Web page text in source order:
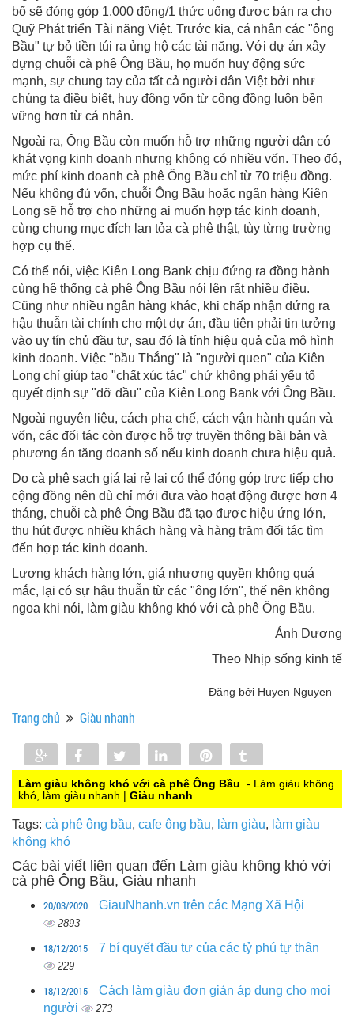
bố sẽ đóng góp 1.000 đồng/1 thức uống được bán ra cho
Quỹ Phát triển Tài năng Việt. Trước kia, cá nhân các "ông
Bầu" tự bỏ tiền túi ra ủng hộ các tài năng. Với dự án xây
dựng chuỗi cà phê Ông Bầu, họ muốn huy động sức
mạnh, sự chung tay của tất cả người dân Việt bởi như
chúng ta điều biết, huy động vốn từ cộng đồng luôn bền
vững hơn từ cá nhân.
Ngoài ra, Ông Bầu còn muốn hỗ trợ những người dân có
khát vọng kinh doanh nhưng không có nhiều vốn. Theo đó,
mức phí kinh doanh cà phê Ông Bầu chỉ từ 70 triệu đồng.
Nếu không đủ vốn, chuỗi Ông Bầu hoặc ngân hàng Kiên
Long sẽ hỗ trợ cho những ai muốn hợp tác kinh doanh,
cùng chung mục đích lan tỏa cà phê thật, tùy từng trường
hợp cụ thể.
Có thể nói, việc Kiên Long Bank chịu đứng ra đồng hành
cùng hệ thống cà phê Ông Bầu nói lên rất nhiều điều.
Cũng như nhiều ngân hàng khác, khi chấp nhận đứng ra
hậu thuẫn tài chính cho một dự án, đầu tiên phải tin tưởng
vào uy tín chủ đầu tư, sau đó là tính hiệu quả của mô hình
kinh doanh. Việc "bầu Thắng" là "người quen" của Kiên
Long chỉ giúp tạo "chất xúc tác" chứ không phải yếu tố
quyết định sự "đỡ đầu" của Kiên Long Bank với Ông Bầu.
Ngoài nguyên liệu, cách pha chế, cách vận hành quán và
vốn, các đối tác còn được hỗ trợ truyền thông bài bản và
phương án tăng doanh số nếu kinh doanh chưa hiệu quả.
Do cà phê sạch giá lại rẻ lại có thể đóng góp trực tiếp cho
cộng đồng nên dù chỉ mới đưa vào hoạt động được hơn 4
tháng, chuỗi cà phê Ông Bầu đã tạo được hiệu ứng lớn,
thu hút được nhiều khách hàng và hàng trăm đối tác tìm
đến hợp tác kinh doanh.
Lượng khách hàng lớn, giá nhượng quyền không quá
mắc, lại có sự hậu thuẫn từ các "ông lớn", thế nên không
ngoa khi nói, làm giàu không khó với cà phê Ông Bầu.
Ánh Dương
Theo Nhịp sống kinh tế
Đăng bởi Huyen Nguyen
Trang chủ Giàu nhanh
Share Share Tweet Share
0
Làm giàu không khó với cà phê Ông Bầu - Làm giàu không
khó, làm giàu nhanh | Giàu nhanh
Tags: cà phê ông bầu, cafe ông bầu, làm giàu, làm giàu
không khó
Các bài viết liên quan đến Làm giàu không khó với
cà phê Ông Bầu, Giàu nhanh
20/03/2020 GiauNhanh.vn trên các Mạng Xã Hội
2893
18/12/2015 7 bí quyết đầu tư của các tỷ phú tự thân
229
18/12/2015
Cách làm giàu đơn giản áp dụng cho mọi
người
273